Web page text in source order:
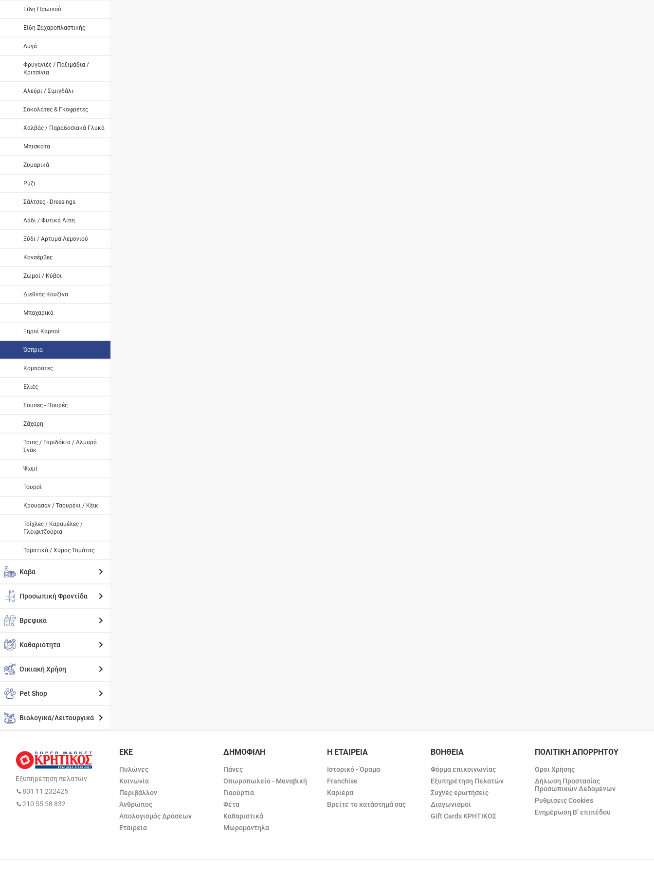
Είδη Πρωινού
Είδη Ζαχαροπλαστικής
Αυγά
Φρυγανιές / Παξιμάδια /
Κριτσίνια
Αλεύρι / Σιμιγδάλι
Σοκολάτες & Γκοφρέτες
Χαλβάς / Παραδοσιακά Γλυκά
Μπισκότα
Ζυμαρικά
Ρύζι
Σάλτσες - Dressings
Λάδι / Φυτικά Λίπη
Ξύδι / Αρτυμα Λεμονιού
Κονσέρβες
Ζωμοί / Κύβοι
Διεθνής Κουζίνα
Μπαχαρικά
Ξηροί Καρποί
Όσπρια
Κομπόστες
Ελιές
Σούπες - Πουρές
Ζάχαρη
Τσιπς / Γαριδάκια / Αλμυρά
Σνακ
Ψωμί
Τουρσί
Κρουασάν / Τσουρέκι / Κέικ
Τσίχλες / Καραμέλες /
Γλειφιτζούρια
Τοματικά / Χυμός Τομάτας
Κάβα
Προσωπική Φροντίδα
Βρεφικά
Καθαριότητα
Οικιακή Χρήση
Pet Shop
Βιολογικά/Λειτουργικά
Εξυπηρέτηση πελατών
801 11 232425
210 55 58 832
ΕΚΕ
Πυλώνες
Κοινωνία
Περιβάλλον
Άνθρωπος
Απολογισμός Δράσεων
Εταιρεία
ΔΗΜΟΦΙΛΗ
Πάνες
Οπωροπωλείο - Μαναβική
Γιαούρτια
Φέτα
Καθαριστικά
Μωρομάντηλα
Η ΕΤΑΙΡΕΙΑ
Ιστορικό - Όραμα
Franchise
Καριέρα
Βρείτε το κατάστημά σας
ΒΟΗΘΕΙΑ
Φόρμα επικοινωνίας
Εξυπηρέτηση Πελατών
Συχνές ερωτήσεις
Διαγωνισμοί
Gift Cards ΚΡΗΤΙΚΟΣ
ΠΟΛΙΤΙΚΗ ΑΠΟΡΡΗΤΟΥ
Όροι Χρήσης
Δήλωση Προστασίας
Προσωπικών Δεδομένων
Ρυθμίσεις Cookies
Ενημέρωση Β’ επιπέδου